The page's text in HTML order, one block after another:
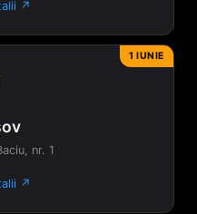
↗
1 IUNIE
nr. 1
↗